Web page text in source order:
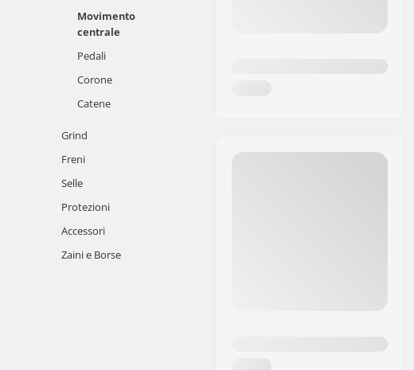
Movimento
centrale
Pedali
Corone
Catene
Grind
Freni
Selle
Protezioni
Accessori
Zaini e Borse